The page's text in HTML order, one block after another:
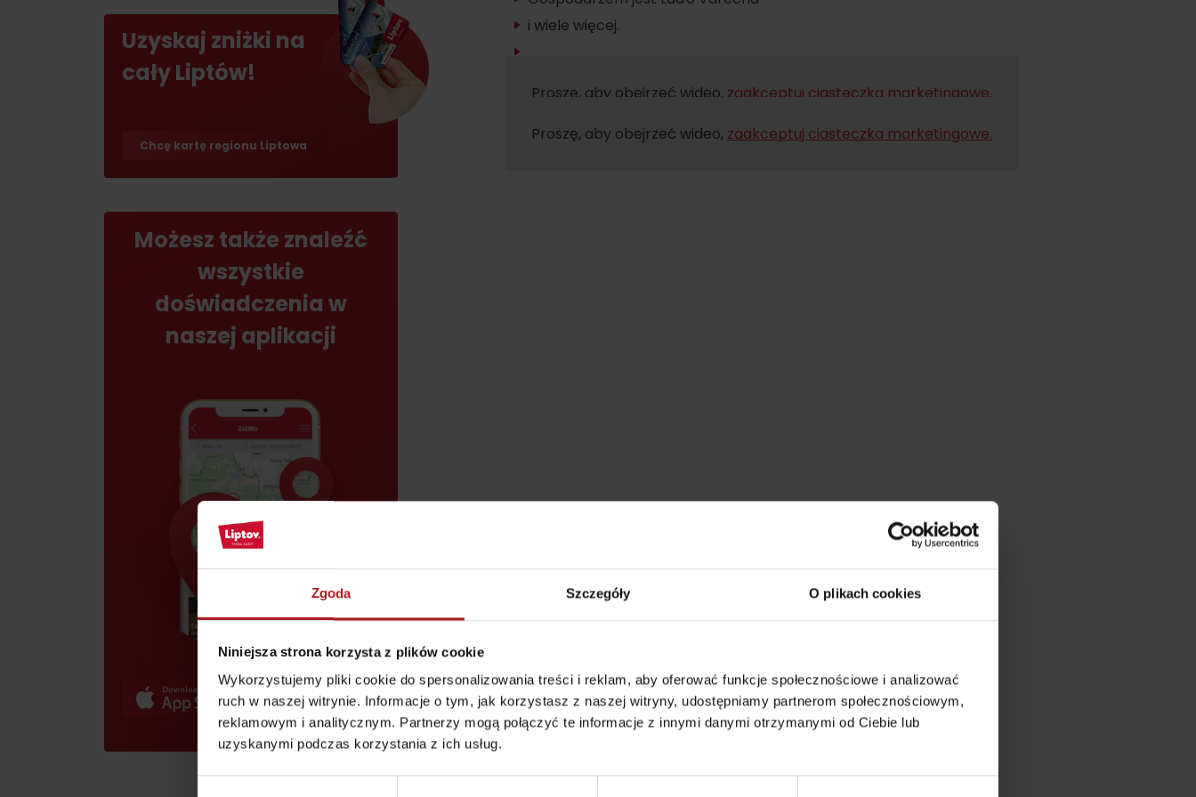
Zgoda Szczegóły O plikach cookies
Niniejsza strona korzysta z plików cookie
Wykorzystujemy pliki cookie do spersonalizowania treści i reklam, aby oferować funkcje społecznościowe i analizować
ruch w naszej witrynie. Informacje o tym, jak korzystasz z naszej witryny, udostępniamy partnerom społecznościowym,
reklamowym i analitycznym. Partnerzy mogą połączyć te informacje z innymi danymi otrzymanymi od Ciebie lub
uzyskanymi podczas korzystania z ich usług.
No data found for this source.
skarb w Rużomberku?
Znajdź go razem z
Liptov Region Card!
VŠETKY ČLÁNKY
Pogoda i kamery
Zasady przebywania w
górach
Ratownictwo
ubezpieczeniowe w
Jeśli burczy ci w żołądku
Restauracje
Kawiarnie
Tradycyjna kuchnia
Gdzie znajduje się
Znajdź go razem z
Liptov Region Card!
VŠETKY ČLÁNKY
i wiele więcej.
Proszę, aby obejrzeć wideo, zaakceptuj ciasteczka marketingowe.
Proszę, aby obejrzeć wideo, zaakceptuj ciasteczka marketingowe.
Uzyskaj zniżki na
cały Liptów!
Chcę kartę regionu Liptowa
Możesz także znaleźć
wszystkie
doświadczenia w
naszej aplikacji